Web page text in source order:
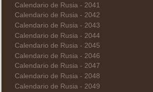
Calendario de Rusia - 2041
Calendario de Rusia - 2042
Calendario de Rusia - 2043
Calendario de Rusia - 2044
Calendario de Rusia - 2045
Calendario de Rusia - 2046
Calendario de Rusia - 2047
Calendario de Rusia - 2048
Calendario de Rusia - 2049